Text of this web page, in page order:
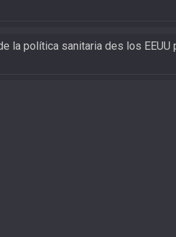
la política sanitaria des los EEUU